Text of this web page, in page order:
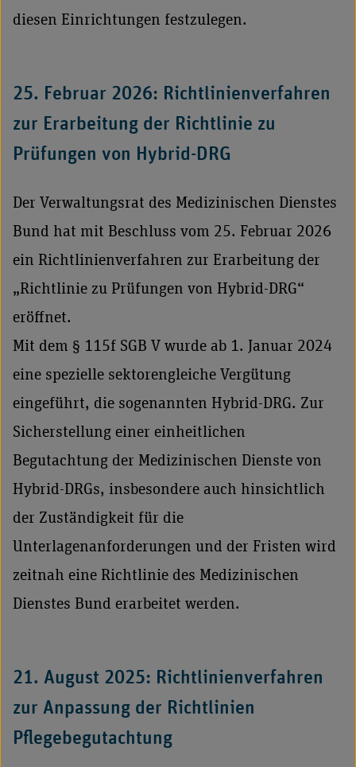
diesen Einrichtungen festzulegen.
25. Februar 2026: Richtlinienverfahren
zur Erarbeitung der Richtlinie zu
Prüfungen von Hybrid-DRG
Der Verwaltungsrat des Medizinischen Dienstes
Bund hat mit Beschluss vom 25. Februar 2026
ein Richtlinienverfahren zur Erarbeitung der
„Richtlinie zu Prüfungen von Hybrid-DRG“
eröffnet.
Mit dem § 115f SGB V wurde ab 1. Januar 2024
eine spezielle sektorengleiche Vergütung
eingeführt, die sogenannten Hybrid-DRG. Zur
Sicherstellung einer einheitlichen
Begutachtung der Medizinischen Dienste von
Hybrid-DRGs, insbesondere auch hinsichtlich
der Zuständigkeit für die
Unterlagenanforderungen und der Fristen wird
zeitnah eine Richtlinie des Medizinischen
Dienstes Bund erarbeitet werden.
21. August 2025: Richtlinienverfahren
zur Anpassung der Richtlinien
Pflegebegutachtung